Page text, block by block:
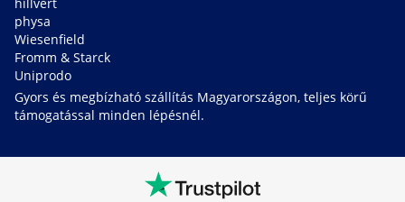
physa
Wiesenfield
Fromm & Starck
Uniprodo
Gyors és megbízható szállítás Magyarországon, teljes körű
támogatással minden lépésnél.